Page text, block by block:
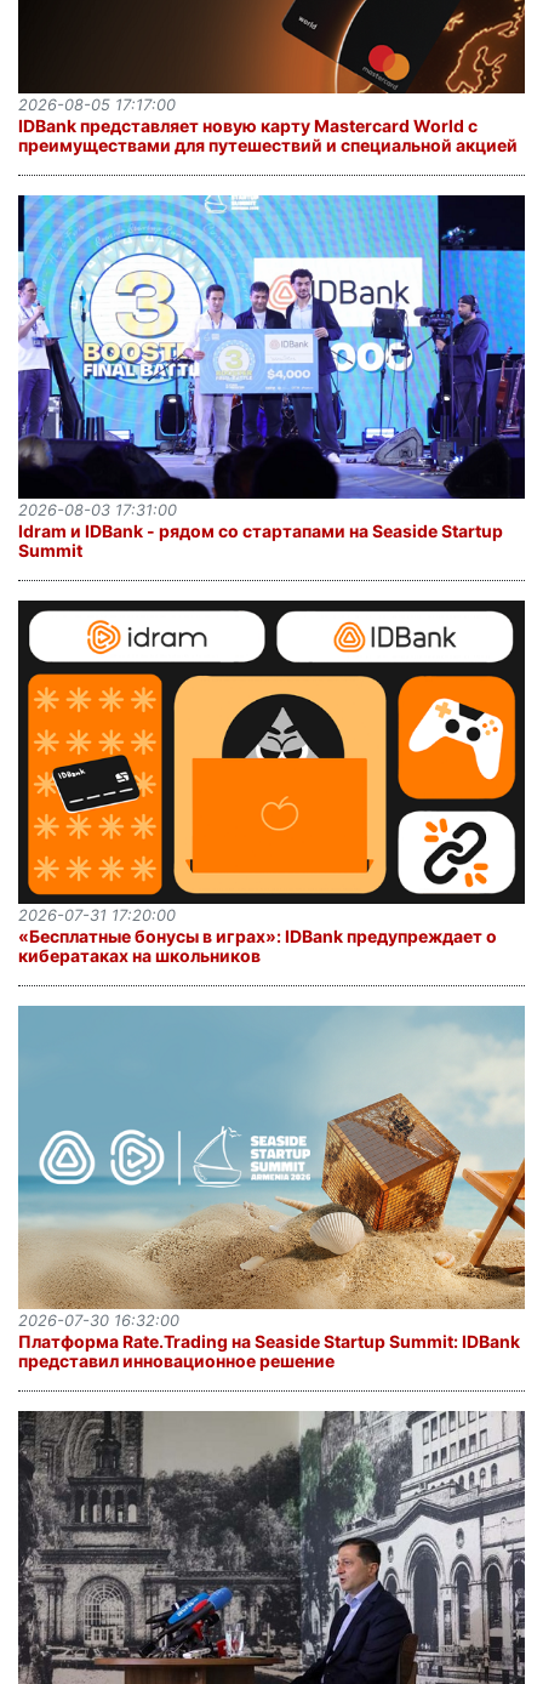
IDBank представляет новую карту Mastercard World с
преимуществами для путешествий и специальной акцией
2026-08-05 17:17:00
Idram и IDBank - рядом со стартапами на Seaside Startup
Summit
2026-08-03 17:31:00
«Бесплатные бонусы в играх»: IDBank предупреждает о
кибератаках на школьников
2026-07-31 17:20:00
Платформа Rate.Trading на Seaside Startup Summit: IDBank
представил инновационное решение
2026-07-30 16:32:00